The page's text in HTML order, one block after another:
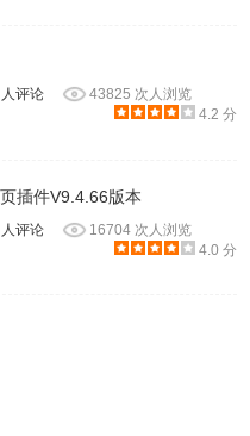
评论
43825 次人浏览
4.2 分
插件V9.4.66版本
评论
16704 次人浏览
4.0 分